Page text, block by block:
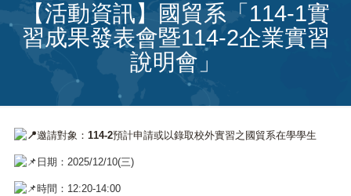
【活動資訊】國貿系「114-1實
習成果發表會暨114-2企業實習
說明會」
邀請對象：114-2預計申請或以錄取校外實習之國貿系在學學生
日期：2025/12/10(三)
時間：12:20-14:00